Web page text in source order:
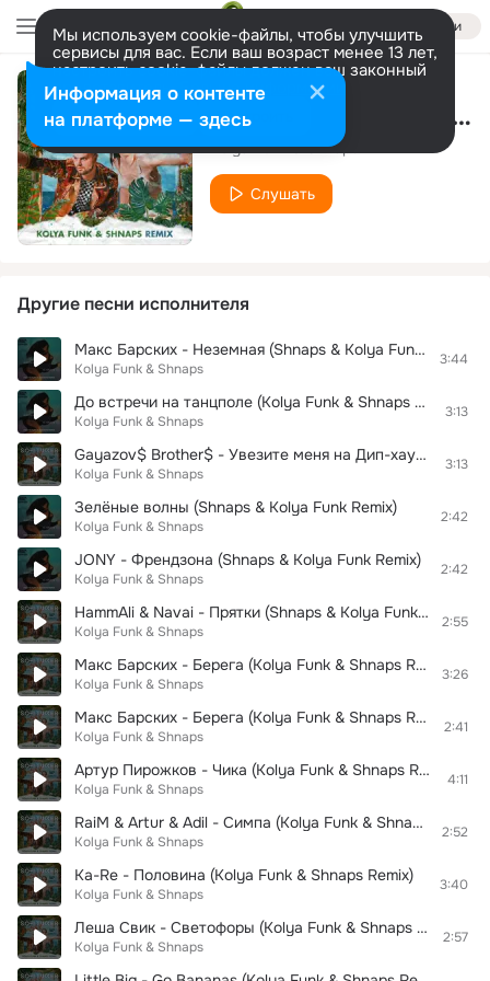
Войти
Мы используем cookie-файлы, чтобы улучшить
сервисы для вас. Если ваш возраст менее 13 лет,
настроить cookie-файлы должен ваш законный
представитель. Больше информации
Разрешить все Настроить Bastard! - F..k That (Kolya Funk & Shnaps Remix)
Kolya Funk & Shnaps
Слушать
Другие песни исполнителя
Макс Барских - Неземная (Shnaps & Kolya Funk Remix)
Kolya Funk & Shnaps
3:44
До встречи на танцполе (Kolya Funk & Shnaps Remix)
Kolya Funk & Shnaps
3:13
Gayazov$ Brother$ - Увезите меня на Дип-хаус (Shnaps & Kolya Funk Remix)
Kolya Funk & Shnaps
3:13
Зелёные волны (Shnaps & Kolya Funk Remix)
Kolya Funk & Shnaps
2:42
JONY - Френдзона (Shnaps & Kolya Funk Remix)
Kolya Funk & Shnaps
2:42
HammAli & Navai - Прятки (Shnaps & Kolya Funk Remix)
Kolya Funk & Shnaps
2:55
Макс Барских - Берега (Kolya Funk & Shnaps Remix)
Kolya Funk & Shnaps
3:26
Макс Барских - Берега (Kolya Funk & Shnaps Radio Mix)
Kolya Funk & Shnaps
2:41
Артур Пирожков - Чика (Kolya Funk & Shnaps Remix)
Kolya Funk & Shnaps
4:11
RaiM & Artur & Adil - Симпа (Kolya Funk & Shnaps Radio Mix)
Kolya Funk & Shnaps
2:52
Ka-Re - Половина (Kolya Funk & Shnaps Remix)
Kolya Funk & Shnaps
3:40
Леша Свик - Светофоры (Kolya Funk & Shnaps Remix)
Kolya Funk & Shnaps
2:57
Информация о контенте
на платформе — здесь